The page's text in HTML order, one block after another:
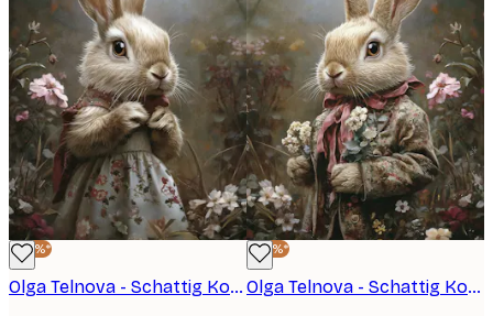
-40%*
Olga Telnova - Schattig Konijntje II Poster
-40%*
Olga Telnova - Schattig Konijntje I Poster